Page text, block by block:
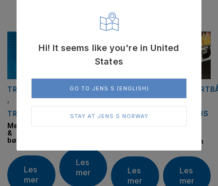
Relaterte produkter
TRANSPORTBÅND
TRANSPORTBÅNDSTYPER
Medbringere
&
bølgekanter
Les
mer
FLATREMMER
,
TRANSPORTBÅND
QSP
Les
mer
TRANSPORTBÅND
,
UNI CHAINS
Les
mer
,
UNI CHAINS
Steel Chain
Les
mer
Hi! It seems like you're in United
States
GO TO JENS S (ENGLISH)
STAY AT JENS S NORWAY